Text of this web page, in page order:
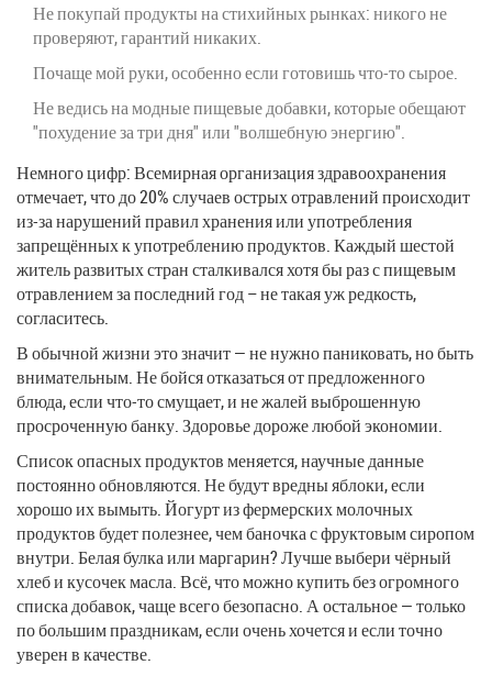
Не покупай продукты на стихийных рынках: никого не
проверяют, гарантий никаких.
Почаще мой руки, особенно если готовишь что-то сырое.
Не ведись на модные пищевые добавки, которые обещают
"похудение за три дня" или "волшебную энергию".
Немного цифр: Всемирная организация здравоохранения
отмечает, что до 20% случаев острых отравлений происходит
из-за нарушений правил хранения или употребления
запрещённых к употреблению продуктов. Каждый шестой
житель развитых стран сталкивался хотя бы раз с пищевым
отравлением за последний год – не такая уж редкость,
согласитесь.
В обычной жизни это значит — не нужно паниковать, но быть
внимательным. Не бойся отказаться от предложенного
блюда, если что-то смущает, и не жалей выброшенную
просроченную банку. Здоровье дороже любой экономии.
Список опасных продуктов меняется, научные данные
постоянно обновляются. Не будут вредны яблоки, если
хорошо их вымыть. Йогурт из фермерских молочных
продуктов будет полезнее, чем баночка с фруктовым сиропом
внутри. Белая булка или маргарин? Лучше выбери чёрный
хлеб и кусочек масла. Всё, что можно купить без огромного
списка добавок, чаще всего безопасно. А остальное — только
по большим праздникам, если очень хочется и если точно
уверен в качестве.